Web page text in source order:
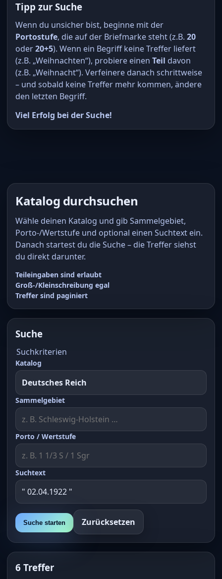
Tipp zur Suche
Wenn du unsicher bist, beginne mit der
Portostufe, die auf der Briefmarke steht (z.B. 20
oder20+5). Wenn ein Begriff keine Treffer liefert
(z.B. „Weihnachten“), probiere einen Teil davon
(z.B. „Weihnacht“). Verfeinere danach schrittweise
– und sobald keine Treffer mehr kommen, ändere
den letzten Begriff.
Viel Erfolg bei der Suche!
Katalog durchsuchen
Wähle deinen Katalog und gib Sammelgebiet,
Porto-/Wertstufe und optional einen Suchtext ein.
Danach startest du die Suche – die Treffer siehst
du direkt darunter.
Teileingaben sind erlaubt
Groß-/Kleinschreibung egal
Treffer sind paginiert
Suche
Suchkriterien
Katalog
Sammelgebiet
Porto / Wertstufe
Suchtext
Suche starten Zurücksetzen
6 Treffer